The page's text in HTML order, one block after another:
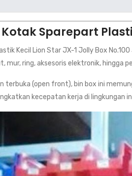
Sparepart
Kecil Lion Star JX-1 Jolly Box
mur, ring, aksesoris elektronik, hingga
terbuka (open front), bin box ini
kecepatan kerja di lingkungan